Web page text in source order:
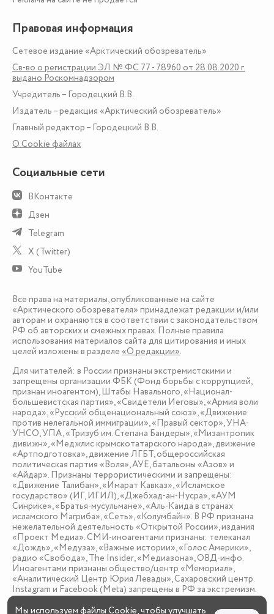
Правовая информация
Сетевое издание «Арктический обозреватель»
Св-во о регистрации ЭЛ № ФС 77 - 78960 от 28.08.2020 г.
выдано Роскомнадзором
Учредитель – Городецкий В.В.
Издатель – редакция «Арктический обозреватель»
Главный редактор – Городецкий В.В.
О Сookie файлах
Социальные сети
ВКонтакте
Дзен
Telegram
X (Twitter)
YouTube
Все права на материалы, опубликованные на сайте
«Арктического обозревателя» принадлежат редакции и/или
авторам и охраняются в соответствии с законодательством
РФ об авторских и смежных правах. Полные правила
использования материалов сайта для цитирования и иных
целей изложены в разделе «О редакции».
Для читателей: в России признаны экстремистскими и
запрещены организации ФБК (Фонд борьбы с коррупцией,
признан иноагентом), Штабы Навального, «Национал-
большевистская партия», «Свидетели Иеговы», «Армия воли
народа», «Русский общенациональный союз», «Движение
против нелегальной иммиграции», «Правый сектор», УНА-
УНСО, УПА, «Тризуб им. Степана Бандеры», «Мизантропик
дивижн», «Меджлис крымскотатарского народа», движение
«Артподготовка», движение ЛГБТ, общероссийская
политическая партия «Воля», АУЕ, батальоны «Азов» и
«Айдар». Признаны террористическими и запрещены:
«Движение Талибан», «Имарат Кавказ», «Исламское
государство» (ИГ, ИГИЛ), «Джебхад-ан-Нусра», «АУМ
Синрике», «Братья-мусульмане», «Аль-Каида в странах
исламского Магриба», «Сеть», «Колумбайн». В РФ признана
нежелательной деятельность «Открытой России», издания
«Проект Медиа». СМИ-иноагентами признаны: телеканал
«Дождь», «Медуза», «Важные истории», «Голос Америки»,
радио «Свобода», The Insider, «Медиазона», ОВД-инфо.
Иноагентами признаны общество/центр «Мемориал»,
«Аналитический Центр Юрия Левады», Сахаровский центр.
Instagram и Facebook (Metа) запрещены в РФ за экстремизм.
Мы используемфайлы Cookie, чтобы улучшать